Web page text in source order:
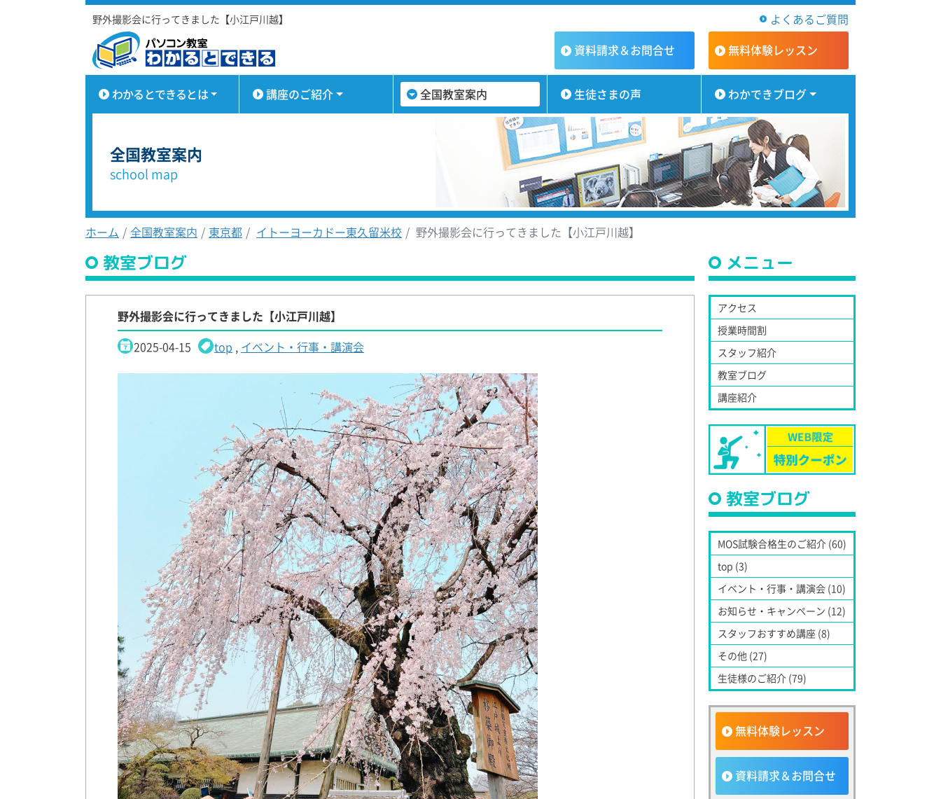
野外撮影会に行ってきました【小江戸川越】
よくあるご質問
資料請求＆お問合せ 無料体験レッスン
わかるとできるとは 講座のご紹介 全国教室案内 生徒さまの声 わかできブログ
全国教室案内
school map
ホーム 全国教室案内 東京都 イトーヨーカドー東久留米校 野外撮影会に行ってきました【小江戸川越】
教室ブログ
野外撮影会に行ってきました【小江戸川越】
2025-04-15
top , イベント・行事・講演会
メニュー
アクセス
授業時間割
スタッフ紹介
教室ブログ
講座紹介
教室ブログ
MOS試験合格生のご紹介 (60)
top (3)
イベント・行事・講演会 (10)
お知らせ・キャンペーン (12)
スタッフおすすめ講座 (8)
その他 (27)
生徒様のご紹介 (79)
無料体験レッスン
資料請求＆お問合せ